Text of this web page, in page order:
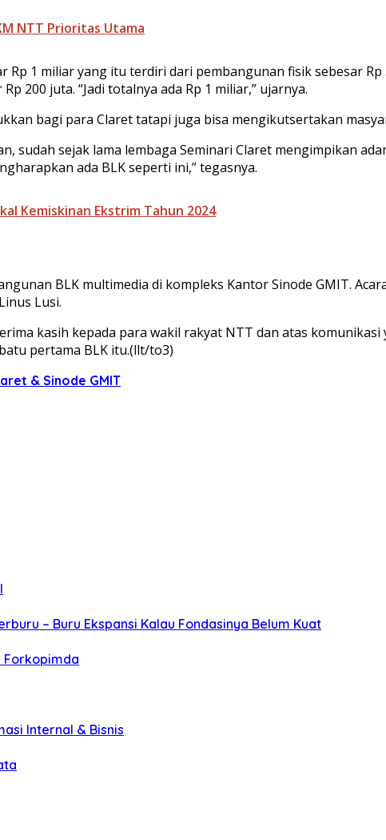
NTT Prioritas Utama
1 miliar yang itu terdiri dari pembangunan fisik sebesar
200 juta. “Jadi totalnya ada Rp 1 miliar,” ujarnya.
bagi para Claret tatapi juga bisa mengikutsertakan
sudah sejak lama lembaga Seminari Claret mengimpikan
ada BLK seperti ini,” tegasnya.
Kemiskinan Ekstrim Tahun 2024
BLK multimedia di kompleks Kantor Sinode GMIT.
Lusi.
kasih kepada para wakil rakyat NTT dan atas
pertama BLK itu.(llt/to3)
& Sinode GMIT
– Buru Ekspansi Kalau Fondasinya Belum Kuat
Forkopimda
Internal & Bisnis